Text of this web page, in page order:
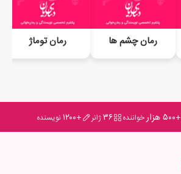
رمان چشم ها رمان توماژ
+۵۰۰ هزار خواننده ۳۶ژانر +۱۲۰۰ نویسنده